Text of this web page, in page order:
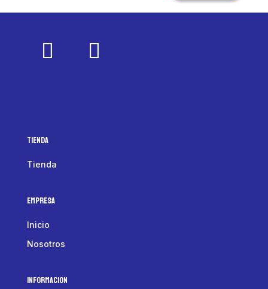
Tienda
Tienda
Empresa
Inicio
Nosotros
Informacion